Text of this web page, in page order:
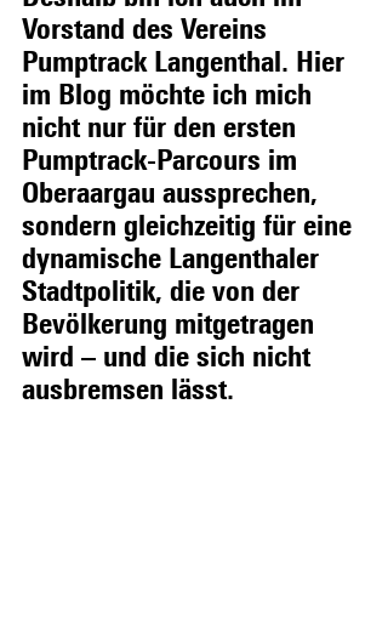
Vorstand des Vereins
Pumptrack Langenthal. Hier
im Blog möchte ich mich
nicht nur für den ersten
Pumptrack-Parcours im
Oberaargau aussprechen,
sondern gleichzeitig für eine
dynamische Langenthaler
Stadtpolitik, die von der
Bevölkerung mitgetragen
wird ­– und die sich nicht
ausbremsen lässt.